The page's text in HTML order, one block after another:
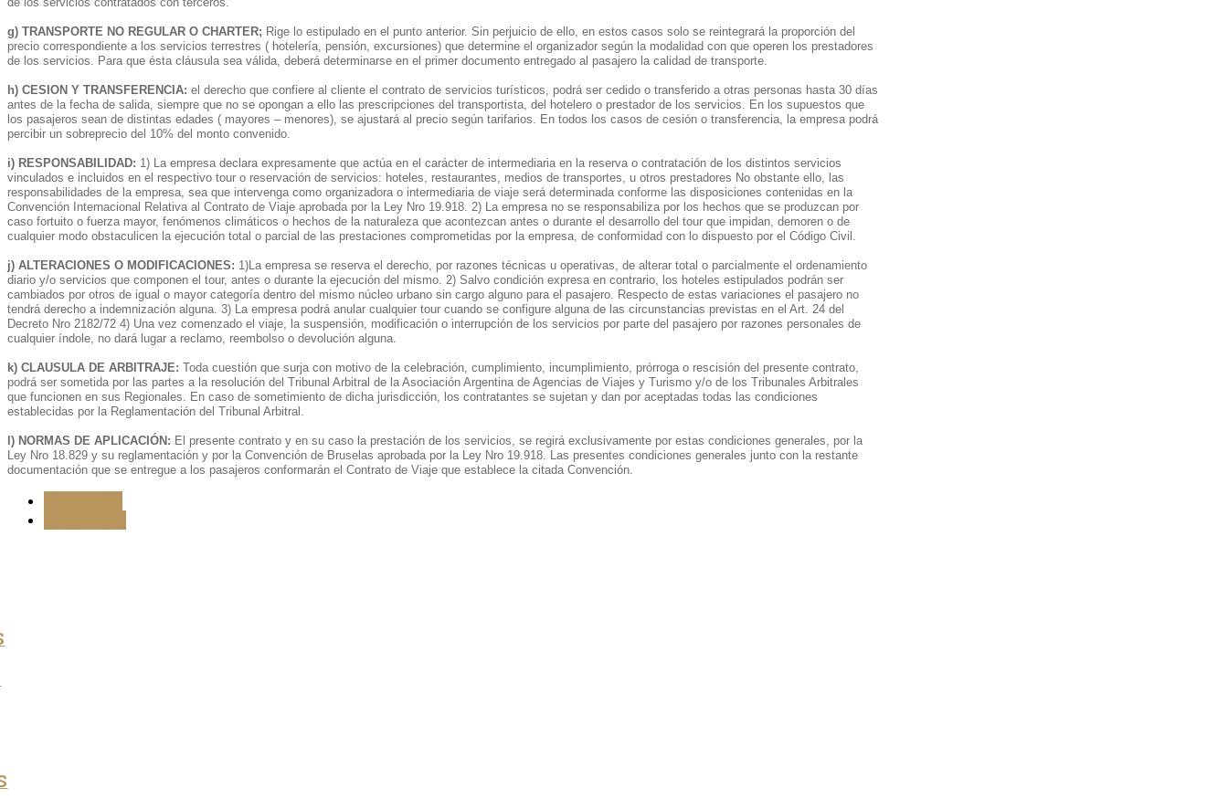
g) TRANSPORTE NO REGULAR O CHARTER; Rige lo estipulado en el punto anterior. Sin perjuicio de ello, en estos casos solo se reintegrará la proporción del
precio correspondiente a los servicios terrestres ( hotelería, pensión, excursiones) que determine el organizador según la modalidad con que operen los prestadores
de los servicios. Para que ésta cláusula sea válida, deberá determinarse en el primer documento entregado al pasajero la calidad de transporte.
h) CESION Y TRANSFERENCIA: el derecho que confiere al cliente el contrato de servicios turísticos, podrá ser cedido o transferido a otras personas hasta 30 días
antes de la fecha de salida, siempre que no se opongan a ello las prescripciones del transportista, del hotelero o prestador de los servicios. En los supuestos que
los pasajeros sean de distintas edades ( mayores – menores), se ajustará al precio según tarifarios. En todos los casos de cesión o transferencia, la empresa podrá
percibir un sobreprecio del 10% del monto convenido.
i) RESPONSABILIDAD: 1) La empresa declara expresamente que actúa en el carácter de intermediaria en la reserva o contratación de los distintos servicios
vinculados e incluidos en el respectivo tour o reservación de servicios: hoteles, restaurantes, medios de transportes, u otros prestadores No obstante ello, las
responsabilidades de la empresa, sea que intervenga como organizadora o intermediaria de viaje será determinada conforme las disposiciones contenidas en la
Convención Internacional Relativa al Contrato de Viaje aprobada por la Ley Nro 19.918. 2) La empresa no se responsabiliza por los hechos que se produzcan por
caso fortuito o fuerza mayor, fenómenos climáticos o hechos de la naturaleza que acontezcan antes o durante el desarrollo del tour que impidan, demoren o de
cualquier modo obstaculicen la ejecución total o parcial de las prestaciones comprometidas por la empresa, de conformidad con lo dispuesto por el Código Civil.
j) ALTERACIONES O MODIFICACIONES: 1)La empresa se reserva el derecho, por razones técnicas u operativas, de alterar total o parcialmente el ordenamiento
diario y/o servicios que componen el tour, antes o durante la ejecución del mismo. 2) Salvo condición expresa en contrario, los hoteles estipulados podrán ser
cambiados por otros de igual o mayor categoría dentro del mismo núcleo urbano sin cargo alguno para el pasajero. Respecto de estas variaciones el pasajero no
tendrá derecho a indemnización alguna. 3) La empresa podrá anular cualquier tour cuando se configure alguna de las circunstancias previstas en el Art. 24 del
Decreto Nro 2182/72 4) Una vez comenzado el viaje, la suspensión, modificación o interrupción de los servicios por parte del pasajero por razones personales de
cualquier índole, no dará lugar a reclamo, reembolso o devolución alguna.
k) CLAUSULA DE ARBITRAJE: Toda cuestión que surja con motivo de la celebración, cumplimiento, incumplimiento, prórroga o rescisión del presente contrato,
podrá ser sometida por las partes a la resolución del Tribunal Arbitral de la Asociación Argentina de Agencias de Viajes y Turismo y/o de los Tribunales Arbitrales
que funcionen en sus Regionales. En caso de sometimiento de dicha jurisdicción, los contratantes se sujetan y dan por aceptadas todas las condiciones
establecidas por la Reglamentación del Tribunal Arbitral.
l) NORMAS DE APLICACIÓN: El presente contrato y en su caso la prestación de los servicios, se regirá exclusivamente por estas condiciones generales, por la
Ley Nro 18.829 y su reglamentación y por la Convención de Bruselas aprobada por la Ley Nro 19.918. Las presentes condiciones generales junto con la restante
documentación que se entregue a los pasajeros conformarán el Contrato de Viaje que establece la citada Convención.